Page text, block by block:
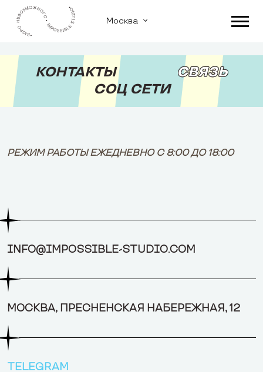
Москва
КОНТАКТЫ
СВЯЗЬ
СОЦ СЕТИ
РЕЖИМ РАБОТЫ ЕЖЕДНЕВНО С 8:00 ДО 18:00
INFO@IMPOSSIBLE-STUDIO.COM
МОСКВА, ​ПРЕСНЕНСКАЯ НАБЕРЕЖНАЯ, 12
TELEGRAM